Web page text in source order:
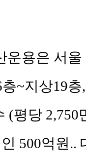
운용은 서
~지상19
(평당 2,750
인 500억원